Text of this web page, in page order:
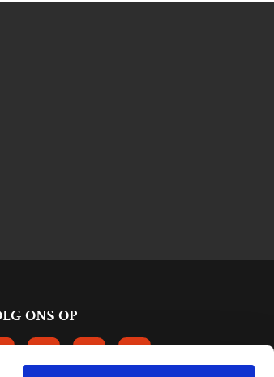
ONS OP
VOLGS ONS OP FACEBOOK
VOLG ONS OP INSTAGRAM
VOLG ONS OP LINKEDIN
VOLG ONS OP